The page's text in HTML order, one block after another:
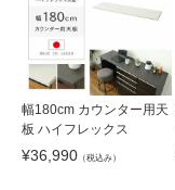
幅180cm カウンター用天
板 ハイフレックス
¥36,990 （税込み）